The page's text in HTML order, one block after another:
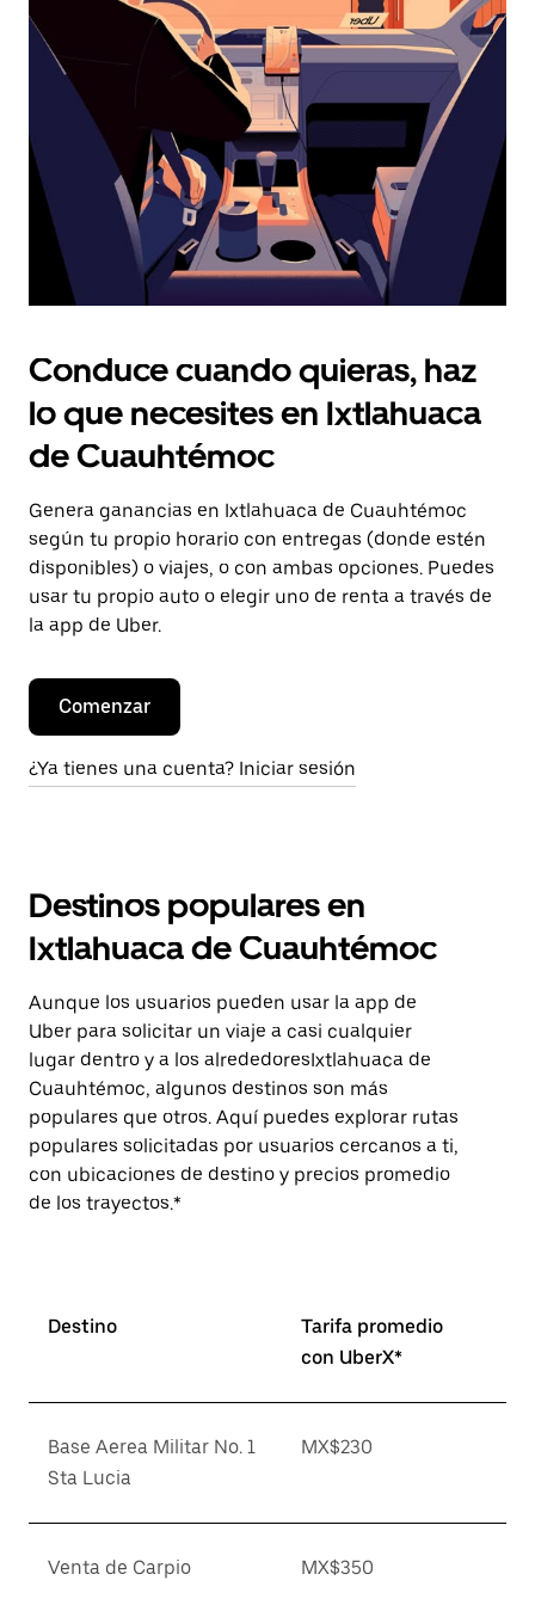
Presiona
la
tecla Esc
para
calendario.
Conduce cuando quieras, haz
lo que necesites en Ixtlahuaca
de Cuauhtémoc
Genera ganancias en Ixtlahuaca de Cuauhtémoc
según tu propio horario con entregas (donde estén
disponibles) o viajes, o con ambas opciones. Puedes
usar tu propio auto o elegir uno de renta a través de
la app de Uber.
Comenzar
¿Ya tienes una cuenta? Iniciar sesión
Destinos populares en
Ixtlahuaca de Cuauhtémoc
Aunque los usuarios pueden usar la app de
Uber para solicitar un viaje a casi cualquier
lugar dentro y a los alrededoresIxtlahuaca de
Cuauhtémoc, algunos destinos son más
populares que otros. Aquí puedes explorar rutas
populares solicitadas por usuarios cercanos a ti,
con ubicaciones de destino y precios promedio
de los trayectos.*
Destino
Tarifa promedio
con UberX*
Base Aerea Militar No. 1
Sta Lucia
MX$230
Venta de Carpio MX$350